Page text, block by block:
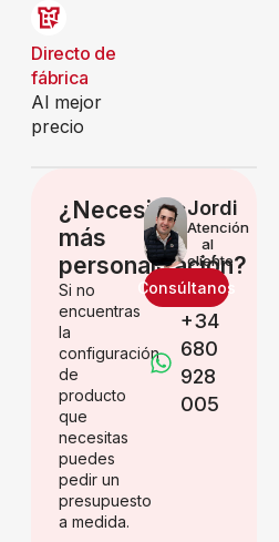
Directo de
fábrica
Al mejor
precio
¿Necesitas
más
personalización?
Si no
encuentras
la
configuración
de
producto
que
necesitas
puedes
pedir un
presupuesto
a medida.
Jordi
Atención
al
cliente
Consúltanos
+34
680
928
005